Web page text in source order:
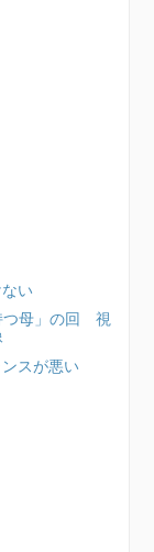
い
つ母」の回 視
スが悪い